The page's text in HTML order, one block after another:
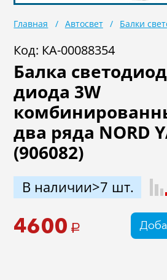
Масла
Крепеж колесный
Садовая техника
Лодки и моторы
Электроинструмент
и оснастка
Главная Автосвет Балки
Код: КА-00088354
Балка
диода 3W
два ряда NORD
(906082)
В наличии>7 шт.
4600 a